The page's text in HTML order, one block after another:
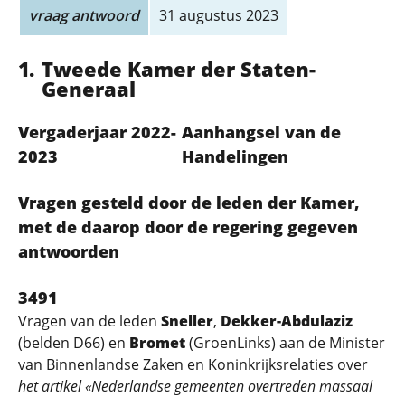
vraag antwoord
31 augustus 2023
Tweede Kamer der Staten-
Generaal
Vergaderjaar 2022-
2023
Aanhangsel van de
Handelingen
Vragen gesteld door de leden der Kamer,
met de daarop door de regering gegeven
antwoorden
3491
Vragen van de leden Sneller, Dekker-Abdulaziz
(belden D66) en Bromet(GroenLinks) aan de Minister
van Binnenlandse Zaken en Koninkrijksrelaties over
het artikel «Nederlandse gemeenten overtreden massaal